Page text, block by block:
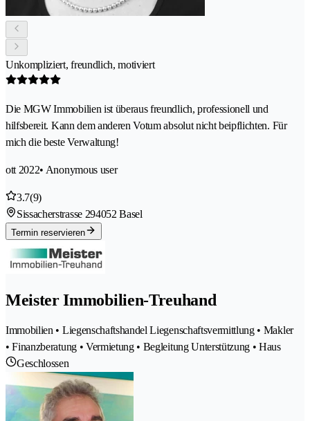
Unkompliziert, freundlich, motiviert
Die MGW Immobilien ist überaus freundlich, professionell und
hilfsbereit. Kann dem anderen Votum absolut nicht beipflichten. Für
mich die beste Verwaltung!
ott 2022• Anonymous user
3.7(9)
Sissacherstrasse 294052 Basel
Termin reservieren
Meister Immobilien-Treuhand
Immobilien • Liegenschaftshandel Liegenschaftsvermittlung • Makler
• Finanzberatung • Vermietung • Begleitung Unterstützung • Haus
Geschlossen